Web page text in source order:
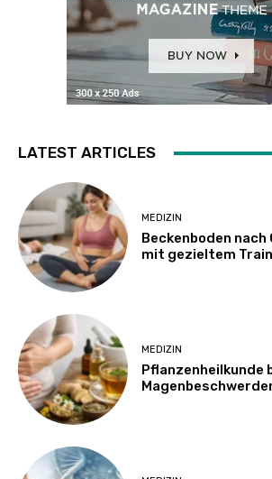
LATEST ARTICLES
MEDIZIN
Beckenboden
mit gezieltem
MEDIZIN
Pflanzenheilkunde